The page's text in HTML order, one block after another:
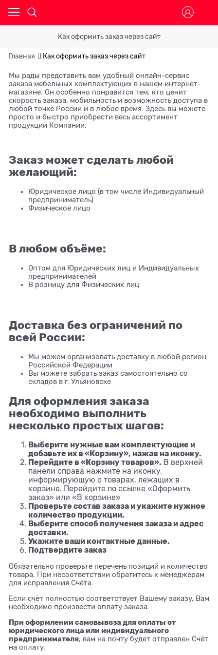
Как оформить заказ через сайт
Главная Как оформить заказ через сайт
Мы рады представить вам удобный онлайн-сервис
заказа мебельных комплектующих в нашем интернет-
магазине. Он особенно понравится тем, кто ценит
скорость заказа, мобильность и возможность доступа в
любой точке России и в любое время. Здесь вы можете
просто и быстро приобрести весь ассортимент
продукции Компании.
Заказ может сделать любой
желающий:
Юридическое лицо (в том числе Индивидуальный
предприниматель)
Физическое лицо
В любом объёме:
Оптом для Юридических лиц и Индивидуальных
предпринимателей
В розницу для Физических лиц
Доставка без ограничений по
всей России:
Мы можем организовать доставку в любой регион
Российской Федерации
Вы можете забрать заказ самостоятельно со
складов в г. Ульяновске
Для оформления заказа
необходимо выполнить
несколько простых шагов:
Выберите нужные вам комплектующие и
добавьте их в «Корзину», нажав на иконку.
Перейдите в «Корзину товаров». В верхней
панели справа нажмите на иконку,
информирующую о товарах, лежащих в
корзине. Перейдите по ссылке «Оформить
заказ» или «В корзине»
Проверьте состав заказа и укажите нужное
количество продукции.
Выберите способ получения заказа и адрес
доставки.
Укажите ваши контактные данные.
Подтвердите заказ
Обязательно проверьте перечень позиций и количество
товара. При несоответствии обратитесь к менеджерам
для исправления Счёта.
Если счёт полностью соответствует Вашему заказу, Вам
необходимо произвести оплату заказа.
При оформлении самовывоза для оплаты от
юридического лица или индивидуального
предпринимателя, вам на почту будет отправлен Счёт
на оплату.